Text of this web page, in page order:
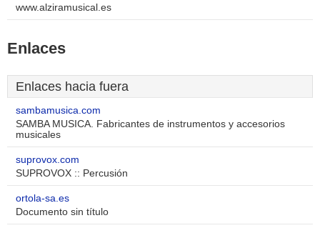
www.alziramusical.es
Enlaces
Enlaces hacia fuera
sambamusica.com
SAMBA MUSICA. Fabricantes de instrumentos y accesorios
musicales
suprovox.com
SUPROVOX :: Percusión
ortola-sa.es
Documento sin título